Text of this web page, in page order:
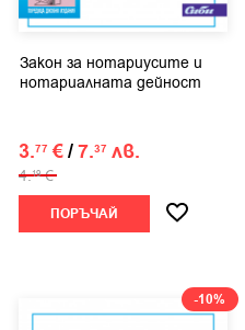
Закон за нотариусите и
нотариалната дейност
3.77 €/7.37 лв.
4.19 €
ПОРЪЧАЙ
-10%